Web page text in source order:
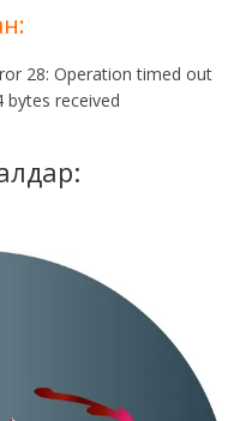
28: Operation timed out
bytes received